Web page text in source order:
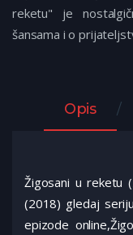
reketu" je
šansama i o
Opis
Žigosani u reketu
(2018) gledaj
epizode